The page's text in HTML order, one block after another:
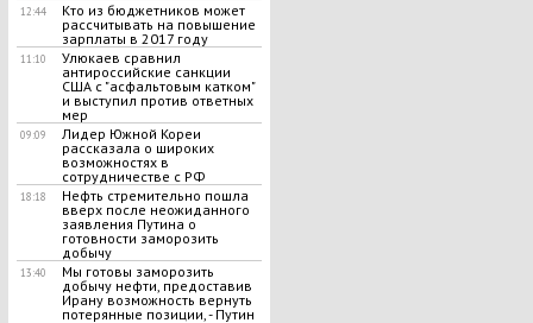
12:44
Кто из бюджетников может
рассчитывать на повышение
зарплаты в 2017 году
11:10
Улюкаев сравнил
антироссийские санкции
США с "асфальтовым катком"
и выступил против ответных
мер
09:09
Лидер Южной Кореи
рассказала о широких
возможностях в
сотрудничестве с РФ
18:18
Нефть стремительно пошла
вверх после неожиданного
заявления Путина о
готовности заморозить
добычу
13:40
Мы готовы заморозить
добычу нефти, предоставив
Ирану возможность вернуть
потерянные позиции, - Путин